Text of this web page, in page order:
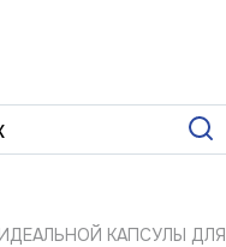
поиска
КАПСУЛЫ ДЛЯ